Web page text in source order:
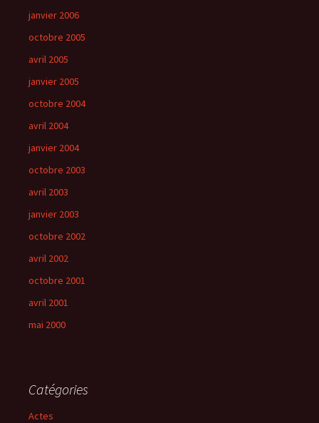
janvier 2006
octobre 2005
avril 2005
janvier 2005
octobre 2004
avril 2004
janvier 2004
octobre 2003
avril 2003
janvier 2003
octobre 2002
avril 2002
octobre 2001
avril 2001
mai 2000
Catégories
Actes